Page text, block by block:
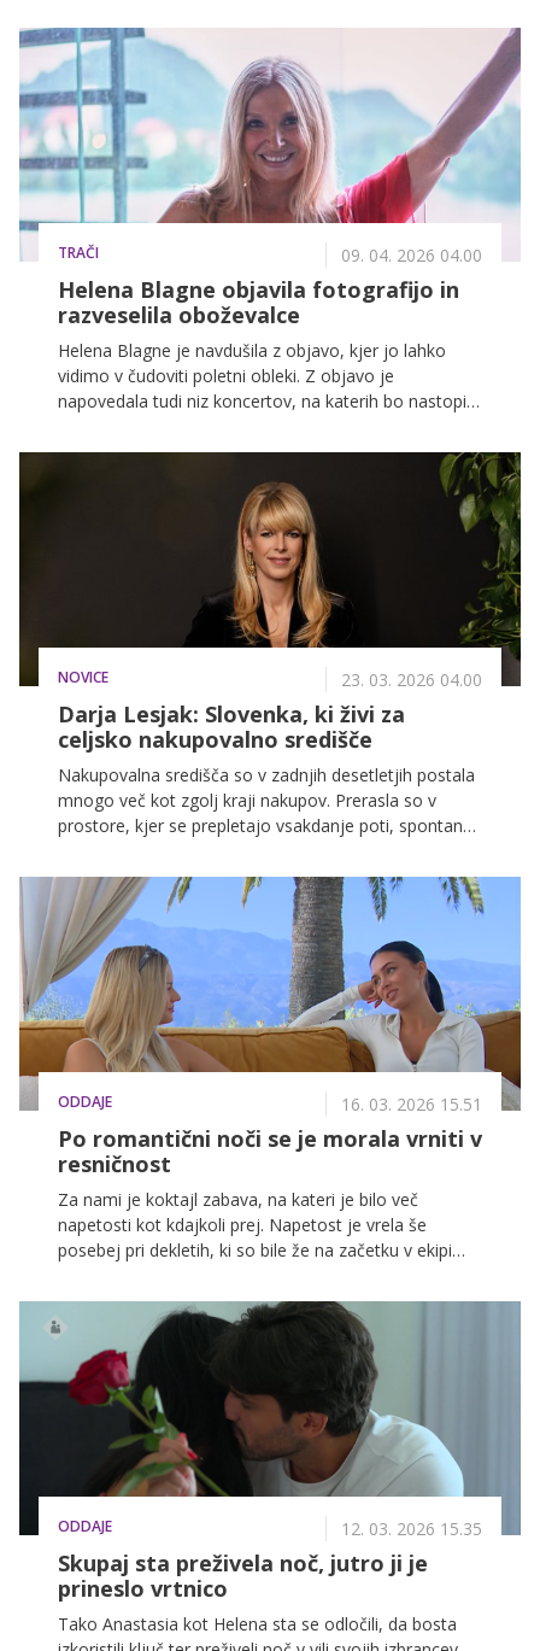
zanima, kaj se je dogajalo v vili, ko sta preživela noč
brez kamer in ali sta prav takrat dobila potrditev, da
sta našla pravo osebo zase.
TRAČI 09. 04. 2026 04.00
Helena Blagne objavila fotografijo in
razveselila oboževalce
Helena Blagne je navdušila z objavo, kjer jo lahko
vidimo v čudoviti poletni obleki. Z objavo je
napovedala tudi niz koncertov, na katerih bo nastopila
NOVICE 23. 03. 2026 04.00
Darja Lesjak: Slovenka, ki živi za
celjsko nakupovalno središče
Nakupovalna središča so v zadnjih desetletjih postala
mnogo več kot zgolj kraji nakupov. Prerasla so v
prostore, kjer se prepletajo vsakdanje poti, spontane
stičišča, kjer se srečujeta ritem mesta in zgodbe ljudi.
Eden izmed takšnih krajev je tudi Citycenter Celje, ki
letos obeležuje 20 let svojega delovanja.
ODDAJE 16. 03. 2026 15.51
Po romantični noči se je morala vrniti v
resničnost
Za nami je koktajl zabava, na kateri je bilo več
napetosti kot kdajkoli prej. Napetost je vrela še
posebej pri dekletih, ki so bile že na začetku v ekipi
podari Anastasiji.
ODDAJE 12. 03. 2026 15.35
Skupaj sta preživela noč, jutro ji je
prineslo vrtnico
Tako Anastasia kot Helena sta se odločili, da bosta